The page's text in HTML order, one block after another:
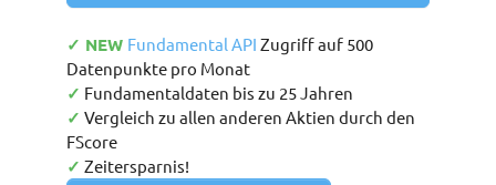
✓ NEW Fundamental API Zugriff auf 500
Datenpunkte pro Monat
✓ Fundamentaldaten bis zu 25 Jahren
✓ Vergleich zu allen anderen Aktien durch den
FScore
✓ Zeitersparnis!